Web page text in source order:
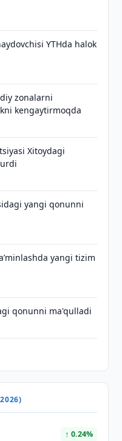
YTHda halok
zonalarni
kengaytirmoqda
Xitoydagi
yangi qonunni
yangi tizim
qonunni ma'qulladi
↑ 0.24%